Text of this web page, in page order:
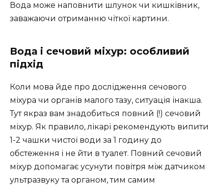
Вода може наповнити шлунок чи кишківник,
заважаючи отриманню чіткої картини.
Вода і сечовий міхур: особливий
підхід
Коли мова йде про дослідження сечового
міхура чи органів малого тазу, ситуація інакша.
Тут якраз вам знадобиться повний (!) сечовий
міхур. Як правило, лікарі рекомендують випити
1-2 чашки чистої води за 1 годину до
обстеження і не йти в туалет. Повний сечовий
міхур допомагає усунути повітря між датчиком
ультразвуку та органом, тим самим